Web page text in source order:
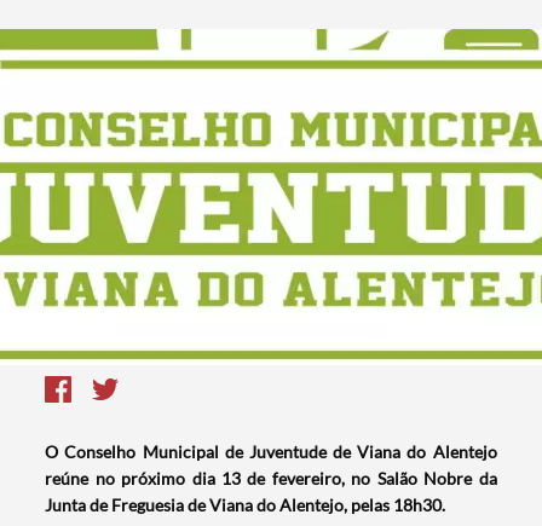
O Conselho Municipal de Juventude de Viana do Alentejo
reúne no próximo dia 13 de fevereiro, no Salão Nobre da
Junta de Freguesia de Viana do Alentejo, pelas 18h30.